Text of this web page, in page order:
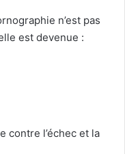
n’est pas
est devenue :
contre l’échec et la